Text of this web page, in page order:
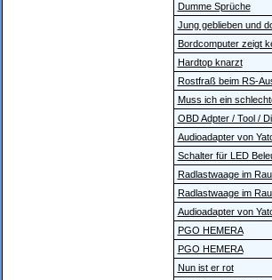
Dumme Sprüche
Jung geblieben und
Bordcomputer zeigt
Hardtop knarzt
Rostfraß beim RS-
Muss ich ein
OBD Adpter / Tool /
Audioadapter von
Schalter für LED
Radlastwaage im
Radlastwaage im
Audioadapter von
PGO HEMERA
PGO HEMERA
Nun ist er rot